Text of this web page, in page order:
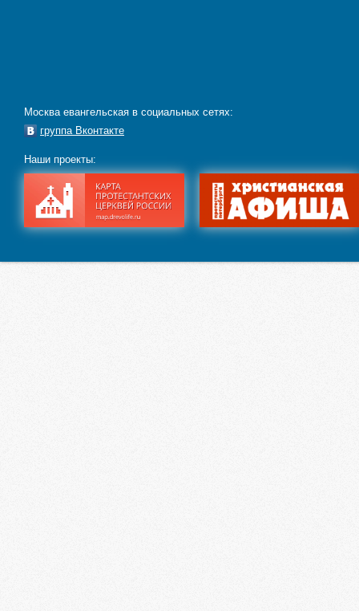
Москва евангельская в социальных сетях:
группа Вконтакте
Наши проекты: